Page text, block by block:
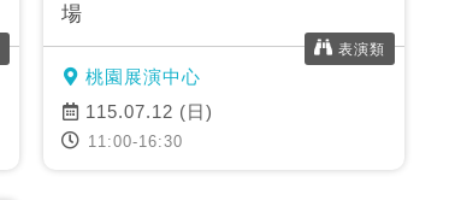
場
桃園展演中心
表演類
115.07.12 (日)
11:00-16:30